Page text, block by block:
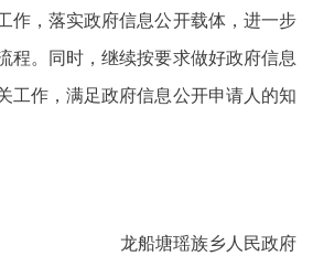
作，落实政府信息公开载体，进一步
程。同时，继续按要求做好政府信息
工作，满足政府信息公开申请人的知
龙船塘瑶族乡人民政府